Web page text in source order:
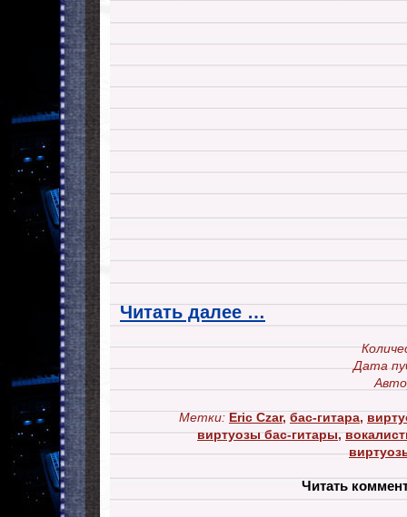
Читать далее …
Дата
Метки: Eric Czar, бас-гитара,
виртуозы бас-гитары,
Читать